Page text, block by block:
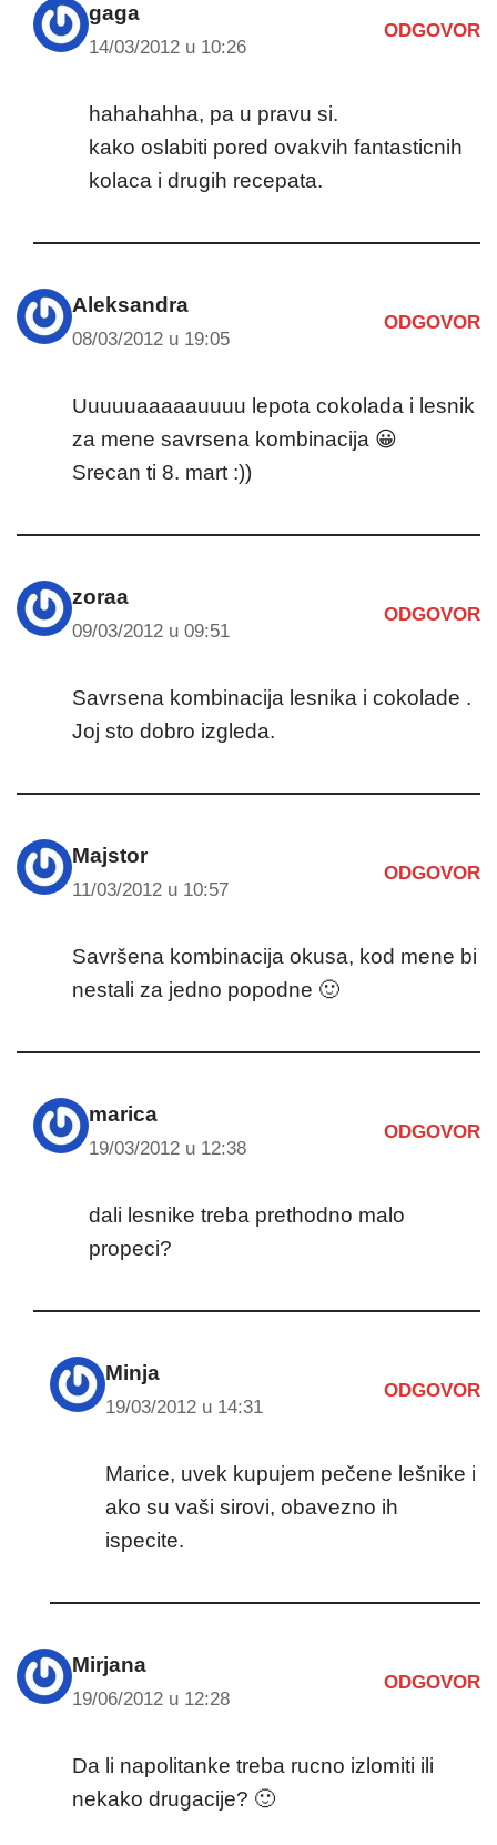
gaga
14/03/2012 u 10:26
ODGOVOR
hahahahha, pa u pravu si.
kako oslabiti pored ovakvih fantasticnih
kolaca i drugih recepata.
Aleksandra
08/03/2012 u 19:05
ODGOVOR
Uuuuuaaaaauuuu lepota cokolada i lesnik
za mene savrsena kombinacija 😀
Srecan ti 8. mart :))
zoraa
09/03/2012 u 09:51
ODGOVOR
Savrsena kombinacija lesnika i cokolade .
Joj sto dobro izgleda.
Majstor
11/03/2012 u 10:57
ODGOVOR
Savršena kombinacija okusa, kod mene bi
nestali za jedno popodne 🙂
marica
19/03/2012 u 12:38
ODGOVOR
dali lesnike treba prethodno malo
propeci?
Minja
19/03/2012 u 14:31
ODGOVOR
Marice, uvek kupujem pečene lešnike i
ako su vaši sirovi, obavezno ih
ispecite.
Mirjana
19/06/2012 u 12:28
ODGOVOR
Da li napolitanke treba rucno izlomiti ili
nekako drugacije? 🙂